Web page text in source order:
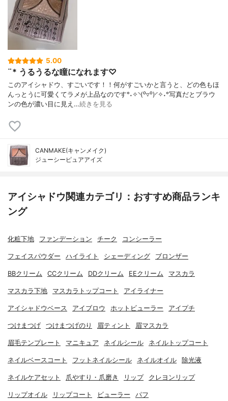
5.00
¨* うるうるな瞳になれます♡
このアイシャドウ、すごいです！！何がすごいかと言うと、どの色もほ
んっとうに可愛くてラメが上品なのです°˖✧◝(⁰▿⁰)◜✧˖°写真だとブラウ
ンの色が濃い目に見え…続きを見る
CANMAKE(キャンメイク)
ジューシーピュアアイズ
アイシャドウ関連カテゴリ：おすすめ商品ランキ
ング
化粧下地 ファンデーション チーク コンシーラー
フェイスパウダー ハイライト シェーディング ブロンザー
BBクリーム CCクリーム DDクリーム EEクリーム マスカラ
マスカラ下地 マスカラトップコート アイライナー
アイシャドウベース アイブロウ ホットビューラー アイプチ
つけまつげ つけまつげのり 眉ティント 眉マスカラ
眉毛テンプレート マニキュア ネイルシール ネイルトップコート
ネイルベースコート フットネイルシール ネイルオイル 除光液
ネイルケアセット 爪やすり・爪磨き リップ クレヨンリップ
リップオイル リップコート ビューラー パフ